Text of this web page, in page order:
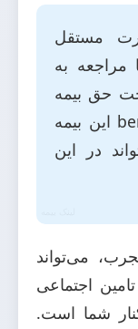
مستقل
مراجعه به
حق بیمه
به صورت voluntary از benefits این بیمه
در این
می‌تواند
اجتماعی
شما است.